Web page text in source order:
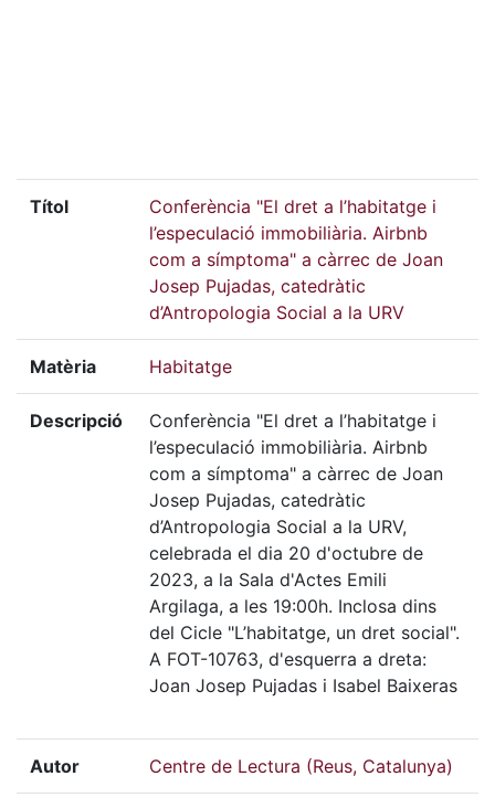
Títol
Conferència "El dret a l’habitatge i
l’especulació immobiliària. Airbnb
com a símptoma" a càrrec de Joan
Josep Pujadas, catedràtic
d’Antropologia Social a la URV
Matèria Habitatge
Descripció
Conferència "El dret a l’habitatge i
l’especulació immobiliària. Airbnb
com a símptoma" a càrrec de Joan
Josep Pujadas, catedràtic
d’Antropologia Social a la URV,
celebrada el dia 20 d'octubre de
2023, a la Sala d'Actes Emili
Argilaga, a les 19:00h. Inclosa dins
del Cicle "L’habitatge, un dret social".
A FOT-10763, d'esquerra a dreta:
Joan Josep Pujadas i Isabel Baixeras
Autor Centre de Lectura (Reus, Catalunya)